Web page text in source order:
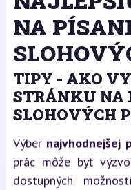
NA
TIPY - AKO
STRÁNKU NA
SLOHOVÝCH
Výber najvhodnejšej
prác môže byť
dostupných